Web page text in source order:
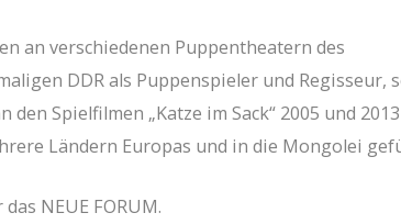
an verschiedenen Puppentheatern des
DDR als Puppenspieler und
den Spielfilmen „Katze im Sack“ 2005 und
Ländern Europas und in die Mongolei
NEUE FORUM.